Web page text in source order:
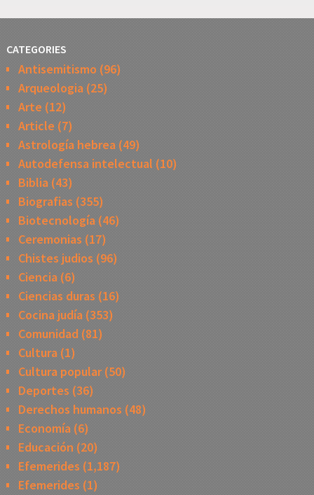
CATEGORIES
Antisemitismo (96)
Arqueologia(25)
Arte (12)
Article (7)
Astrología hebrea(49)
Autodefensa intelectual (10)
Biblia(43)
Biografias (355)
Biotecnología(46)
Ceremonias (17)
Chistes judios (96)
Ciencia(6)
Ciencias duras (16)
Cocina judía(353)
Comunidad(81)
Cultura(1)
Cultura popular(50)
Deportes (36)
Derechos humanos (48)
Economía(6)
Educación (20)
Efemerides (1,187)
Efemerides (1)